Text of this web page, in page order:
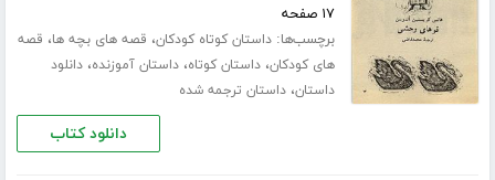
۱۷ صفحه
برچسب‌ها:داستان کوتاه کودکان، قصه های بچه ها، قصه
های کودکان،داستان کوتاه،داستان آموزنده،دانلود
داستان،داستان ترجمه شده
دانلود کتاب